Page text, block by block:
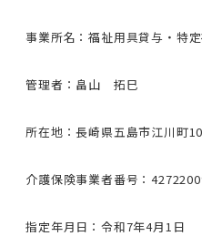
事業所名：福祉用具貸与・特
管理者：畠山 拓巳
所在地：長崎県五島市江川町
介護保険事業者番号：
指定年月日：令和7年4月1日